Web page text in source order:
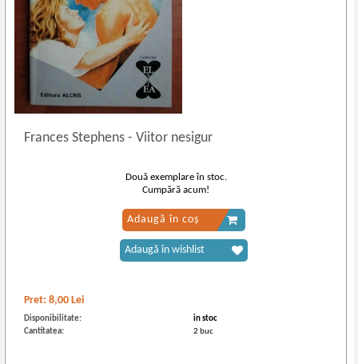
Frances Stephens- Viitor nesigur
Pret:8,00 Lei
Disponibilitate:
in stoc
Cantitatea:
2 buc
Două exemplare în stoc.
Cumpără acum!
Adaugă în coș
Adaugă în wishlist